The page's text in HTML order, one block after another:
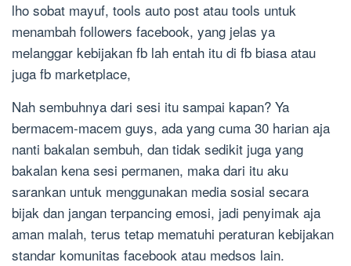
lho sobat mayuf, tools auto post atau tools untuk
menambah followers facebook, yang jelas ya
melanggar kebijakan fb lah entah itu di fb biasa atau
juga fb marketplace,
Nah sembuhnya dari sesi itu sampai kapan? Ya
bermacem-macem guys, ada yang cuma 30 harian aja
nanti bakalan sembuh, dan tidak sedikit juga yang
bakalan kena sesi permanen, maka dari itu aku
sarankan untuk menggunakan media sosial secara
bijak dan jangan terpancing emosi, jadi penyimak aja
aman malah, terus tetap mematuhi peraturan kebijakan
standar komunitas facebook atau medsos lain.